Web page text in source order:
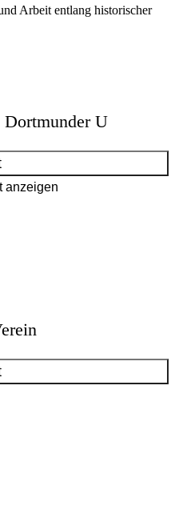
Arbeit entlang historischer
U
anzeigen